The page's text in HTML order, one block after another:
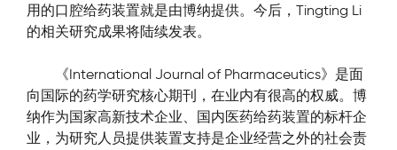
用的口腔给药装置就是由博纳提供。今后，Tingting Li
的相关研究成果将陆续发表。
《International Journal of Pharmaceutics》是面
向国际的药学研究核心期刊，在业内有很高的权威。博
纳作为国家高新技术企业、国内医药给药装置的标杆企
业，为研究人员提供装置支持是企业经营之外的社会责